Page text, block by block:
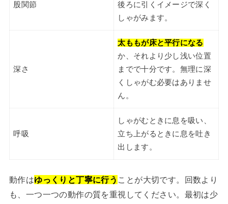
股関節
後ろに引くイメージで深く
しゃがみます。
深さ
太ももが床と平行になる
か、それより少し浅い位置
までで十分です。無理に深
くしゃがむ必要はありませ
ん。
呼吸
しゃがむときに息を吸い、
立ち上がるときに息を吐き
出します。
動作はゆっくりと丁寧に行う ことが大切です。回数より
も、一つ一つの動作の質を重視してください。最初は少